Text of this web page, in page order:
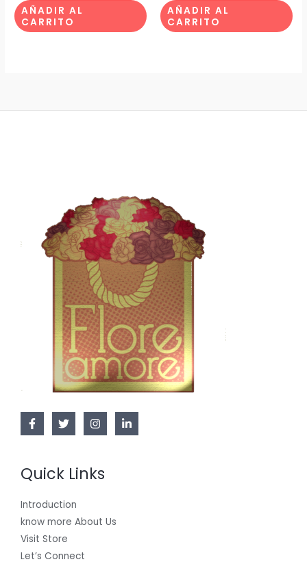
AÑADIR AL
CARRITO
AÑADIR AL
CARRITO
Quick Links
Introduction
know more About Us
Visit Store
Let’s Connect